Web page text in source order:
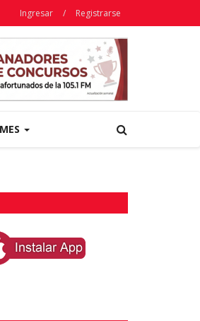
Ingresar / Registrarse